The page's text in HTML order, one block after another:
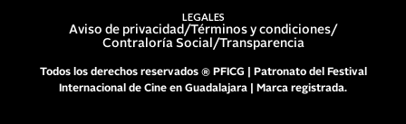
LEGALES
Aviso de privacidad /Términos y condiciones/
Contraloría Social /Transparencia
Todos los derechos reservados ® PFICG | Patronato del Festival
Internacional de Cine en Guadalajara | Marca registrada.